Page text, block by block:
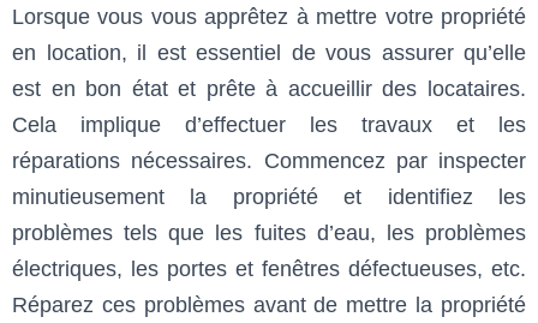
Lorsque vous vous apprêtez à mettre votre propriété
en location, il est essentiel de vous assurer qu’elle
est en bon état et prête à accueillir des locataires.
Cela implique d’effectuer les travaux et les
réparations nécessaires. Commencez par inspecter
minutieusement la propriété et identifiez les
problèmes tels que les fuites d’eau, les problèmes
électriques, les portes et fenêtres défectueuses, etc.
Réparez ces problèmes avant de mettre la propriété